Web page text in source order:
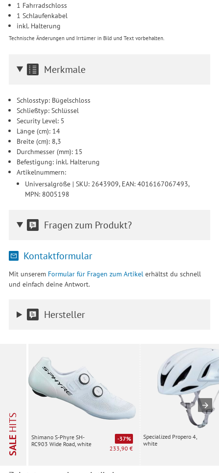
1 Fahrradschloss
1 Schlaufenkabel
inkl. Halterung
Technische Änderungen und Irrtümer in Bild und Text vorbehalten.
Merkmale
Schlosstyp: Bügelschloss
Schließtyp: Schlüssel
Security Level: 5
Länge (cm): 14
Breite (cm): 8,3
Durchmesser (mm): 15
Befestigung: inkl. Halterung
Artikelnummern:
Universalgröße | SKU: 2643909, EAN: 4016167067493,
MPN: 8005198
Fragen zum Produkt?
Kontaktformular
Mit unserem Formular für Fragen zum Artikel erhältst du schnell
und einfach deine Antwort.
Hersteller
SALE
HITS
Shimano S-Phyre SH-
RC903 Wide Road, white
-37%
233,90 €
Specialized Propero 4,
white